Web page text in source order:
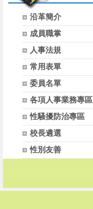
沿革簡介
成員職掌
人事法規
常用表單
委員名單
各項人事業務專區
性騷擾防治專區
校長遴選
性別友善